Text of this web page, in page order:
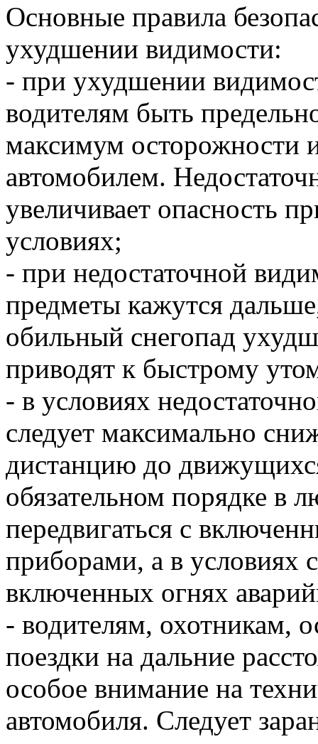
Основные правила
ухудшении видимости:
- при ухудшении
водителям быть
максимум осторожности
автомобилем.
увеличивает опасность
условиях;
- при недостаточной
предметы кажутся
обильный снегопад
приводят к быстрому
- в условиях
следует максимально
дистанцию до
обязательном порядке в
передвигаться с
приборами, а в условиях
включенных огнях
- водителям, охотникам,
поездки на дальние
особое внимание на
автомобиля. Следует